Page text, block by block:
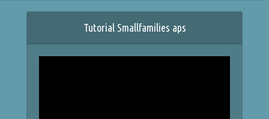
Tutorial Smallfamilies aps